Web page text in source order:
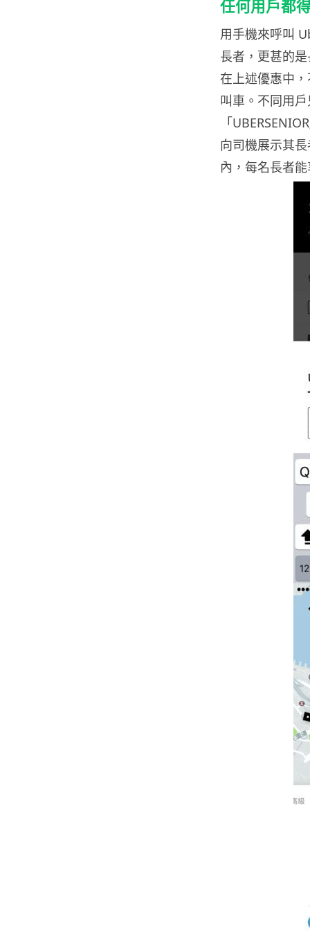
任何用戶都
用手機來呼叫
長者，更甚的
在上述優惠中
叫車。不同用
「UBERSENIOR
向司機展示其
內，每名長者